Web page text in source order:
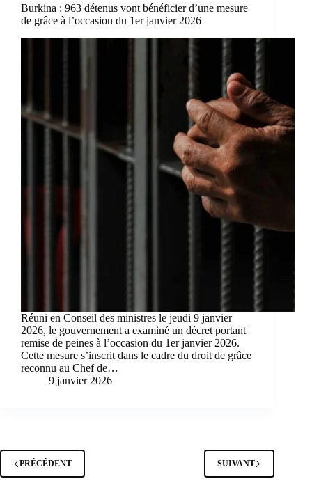
Burkina : 963 détenus vont bénéficier d’une mesure
de grâce à l’occasion du 1er janvier 2026
Réuni en Conseil des ministres le jeudi 9 janvier
2026, le gouvernement a examiné un décret portant
remise de peines à l’occasion du 1er janvier 2026.
Cette mesure s’inscrit dans le cadre du droit de grâce
reconnu au Chef de…
9 janvier 2026
PRÉCÉDENT SUIVANT